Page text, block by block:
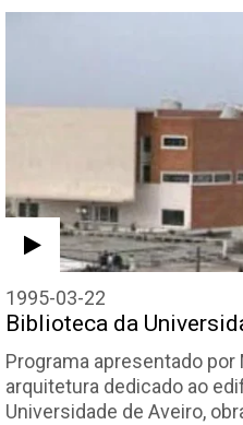
1995-03-22
Biblioteca da
Programa apresentado por
arquitetura dedicado ao
Universidade de Aveiro,